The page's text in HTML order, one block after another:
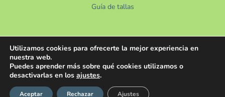
Guía de tallas
Utilizamos cookies para ofrecerte la mejor experiencia en
nuestra web.
Puedes aprender más sobre qué cookies utilizamos o
desactivarlas en los ajustes.
Aceptar Rechazar Ajustes